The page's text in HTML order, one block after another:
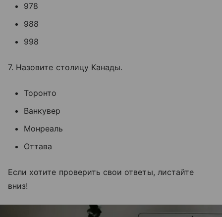
978
988
998
7. Назовите столицу Канады.
Торонто
Ванкувер
Монреаль
Оттава
Если хотите проверить свои ответы, листайте
вниз!